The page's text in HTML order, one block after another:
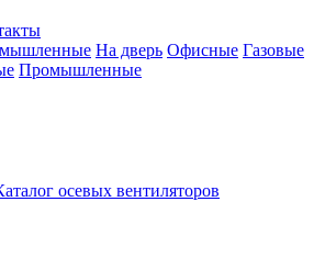
На дверь Офисные Газовые
Промышленные
осевых вентиляторов